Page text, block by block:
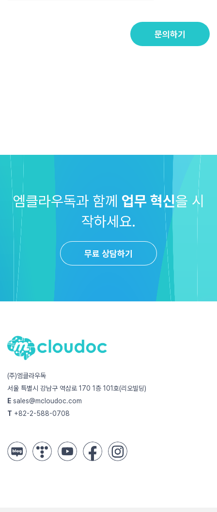
문의하기
엠클라우독과 함께 업무 혁신을 시
작하세요.
무료 상담하기
(주)엠클라우독
서울 특별시 강남구 역삼로 170 1층 101호(리오빌딩)
E sales@mcloudoc.com
T +82-2-588-0708